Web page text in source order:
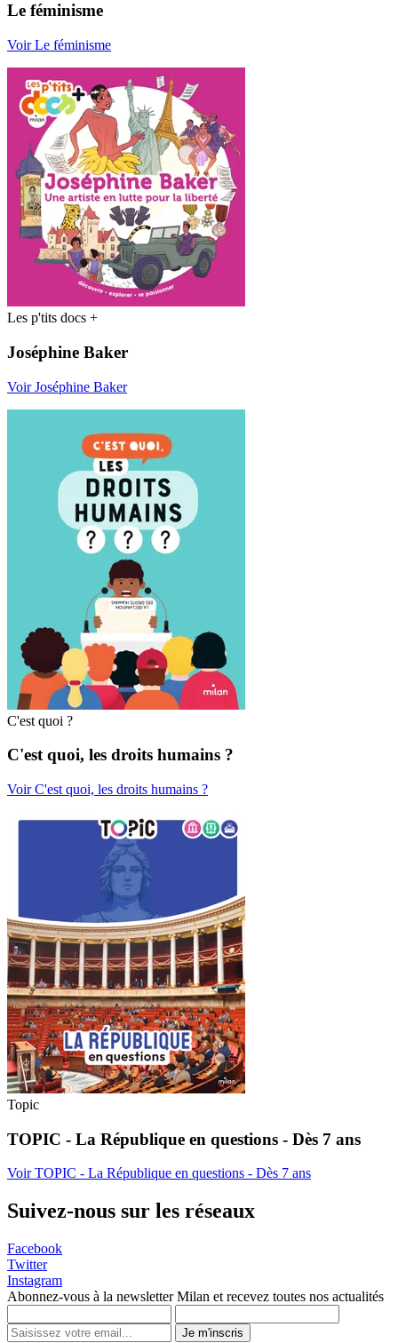
Le féminisme
Voir Le féminisme
Les p'tits docs +
Joséphine Baker
Voir Joséphine Baker
C'est quoi ?
C'est quoi, les droits humains ?
Voir C'est quoi, les droits humains ?
Topic
TOPIC - La République en questions - Dès 7 ans
Voir TOPIC - La République en questions - Dès 7 ans
Suivez-nous sur les réseaux
Facebook
Twitter
Instagram
Abonnez-vous à la newsletter Milan et recevez toutes nos actualités
Je m'inscris